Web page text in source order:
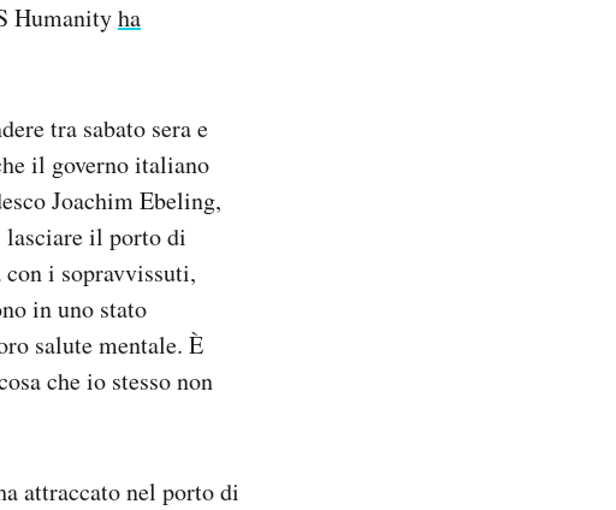
Humanityha
tra sabato sera e
il governo italiano
Joachim Ebeling,
lasciare il porto di
i sopravvissuti,
in uno stato
salute mentale. È
che io stesso non
attraccato nel porto di